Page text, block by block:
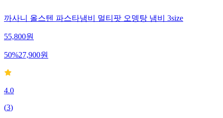
까사니 올스텐 파스타냄비 멀티팟 오뎅탕 냄비 3size
55,800원
50%27,900원
4.0
(3)